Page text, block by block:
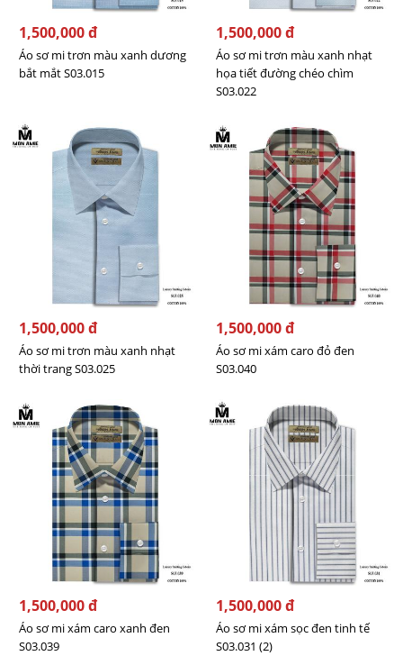
1,500,000 đ
Áo sơ mi trơn màu xanh dương
bắt mắt S03.015
1,500,000 đ
Áo sơ mi trơn màu xanh nhạt
họa tiết đường chéo chìm
S03.022
1,500,000 đ
Áo sơ mi trơn màu xanh nhạt
thời trang S03.025
1,500,000 đ
Áo sơ mi xám caro đỏ đen
S03.040
1,500,000 đ
Áo sơ mi xám caro xanh đen
S03.039
1,500,000 đ
Áo sơ mi xám sọc đen tinh tế
S03.031 (2)